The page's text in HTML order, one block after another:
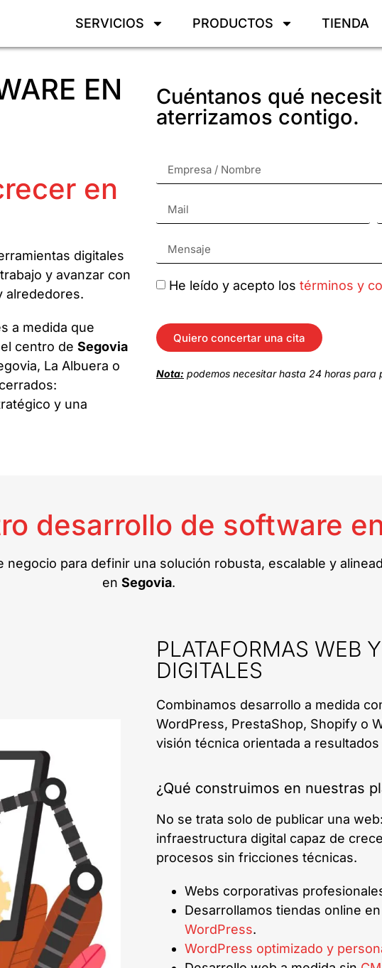
SERVICIOS PRODUCTOS TIENDA
EN
en
digitales
y avanzar con
alrededores.
a medida que
centro de Segovia
La Albuera o
y una
Cuéntanos qué
aterrizamos contigo.
He leído y acepto los términos y
Quiero concertar una cita
Nota: podemos necesitar hasta 24 horas
desarrollo de software
para definir una solución robusta, escalable y
en Segovia.
PLATAFORMAS WEB
DIGITALES
Combinamos desarrollo a medida
WordPress, PrestaShop, Shopify o
visión técnica orientada a
¿Qué construimos en nuestras
No se trata solo de publicar una
infraestructura digital capaz de
procesos sin fricciones técnicas.
Webs corporativas
Desarrollamos tiendas online en
WordPress.
WordPress optimizado y